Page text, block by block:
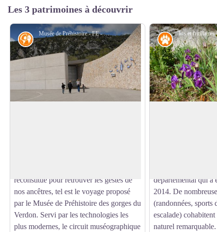
Les 3 patrimoines à découvrir
Musée de Préhistoire - FE - CD Alpes de Haute-Provence
Histoire
reconstitué pour retrouver les gestes de
nos ancêtres, tel est le voyage proposé
par le Musée de Préhistoire des gorges du
Verdon. Servi par les technologies les
plus modernes, le circuit muséographique
Faune
départemental qui a
2014. De
(randonnées, sports
escalade)
naturel